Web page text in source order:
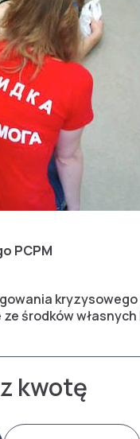
PCPM
środków własnych
kwotę